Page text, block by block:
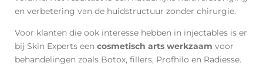
en verbetering van de huidstructuur zonder chirurgie.
Voor klanten die ook interesse hebben in injectables is er
bij Skin Experts een cosmetisch arts werkzaam voor
behandelingen zoals Botox, fillers, Profhilo en Radiesse.